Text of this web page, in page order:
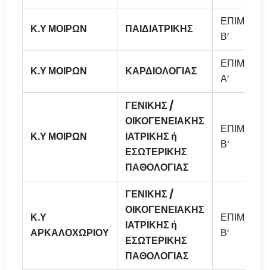
Κ.Υ ΜΟΙΡΩΝ ΠΑΙΔΙΑΤΡΙΚΗΣ
Β’
Κ.Υ ΜΟΙΡΩΝ ΚΑΡΔΙΟΛΟΓΙΑΣ
Α’
Κ.Υ ΜΟΙΡΩΝ
ΓΕΝΙΚΗΣ /
ΟΙΚΟΓΕΝΕΙΑΚΗΣ
ΙΑΤΡΙΚΗΣ ή
ΕΣΩΤΕΡΙΚΗΣ
ΠΑΘΟΛΟΓΙΑΣ
Β’
Κ.Υ
ΑΡΚΑΛΟΧΩΡΙΟΥ
ΓΕΝΙΚΗΣ /
ΟΙΚΟΓΕΝΕΙΑΚΗΣ
ΙΑΤΡΙΚΗΣ ή
ΕΣΩΤΕΡΙΚΗΣ
ΠΑΘΟΛΟΓΙΑΣ
Β’